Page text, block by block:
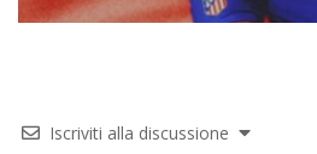
Iscriviti alla discussione